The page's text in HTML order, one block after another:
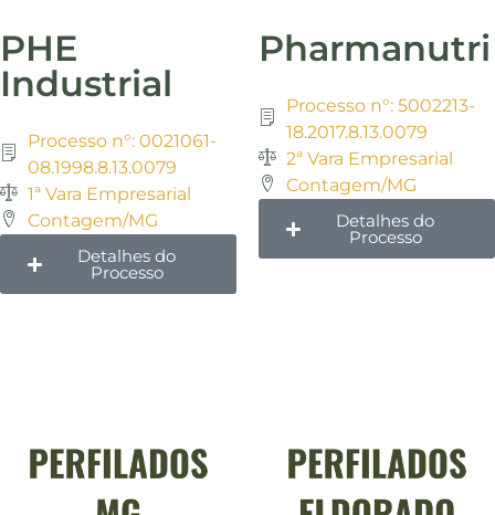
PHE
Industrial
Processo n°: 0021061-
08.1998.8.13.0079
1ª Vara Empresarial
Contagem/MG
Detalhes do
Processo
Pharmanutri
Processo n°: 5002213-
18.2017.8.13.0079
2ª Vara Empresarial
Contagem/MG
Detalhes do
Processo